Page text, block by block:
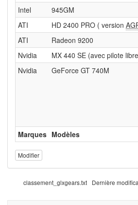
Intel
945GM
ATI
HD 2400 PRO ( version
ATI
Radeon 9200
Nvidia
MX 440 SE (avec pilote
Nvidia
GeForce GT 740M
Marques Modèles
Modifier
classement_glxgears.txt Dernière